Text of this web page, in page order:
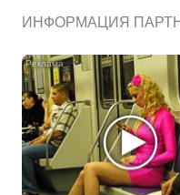
ИНФОРМАЦИЯ